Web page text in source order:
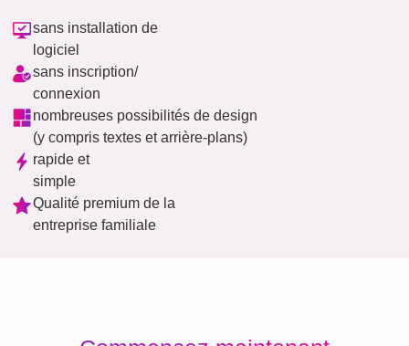
sans installation de
logiciel
sans inscription/
connexion
nombreuses possibilités de design
(y compris textes et arrière-plans)
rapide et
simple
Qualité premium de la
entreprise familiale